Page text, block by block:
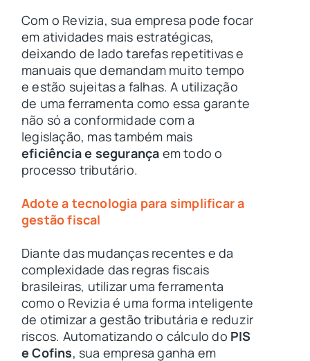
Com o Revizia, sua empresa pode focar
em atividades mais estratégicas,
deixando de lado tarefas repetitivas e
manuais que demandam muito tempo
e estão sujeitas a falhas. A utilização
de uma ferramenta como essa garante
não só a conformidade com a
legislação, mas também mais
eficiência e segurança em todo o
processo tributário.
Adote a tecnologia para simplificar a
gestão fiscal
Diante das mudanças recentes e da
complexidade das regras fiscais
brasileiras, utilizar uma ferramenta
como o Revizia é uma forma inteligente
de otimizar a gestão tributária e reduzir
riscos. Automatizando o cálculo do PIS
e Cofins, sua empresa ganha em